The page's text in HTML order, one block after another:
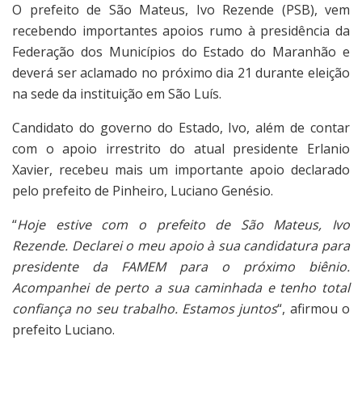
O prefeito de São Mateus, Ivo Rezende (PSB), vem
recebendo importantes apoios rumo à presidência da
Federação dos Municípios do Estado do Maranhão e
deverá ser aclamado no próximo dia 21 durante eleição
na sede da instituição em São Luís.
Candidato do governo do Estado, Ivo, além de contar
com o apoio irrestrito do atual presidente Erlanio
Xavier, recebeu mais um importante apoio declarado
pelo prefeito de Pinheiro, Luciano Genésio.
“Hoje estive com o prefeito de São Mateus, Ivo
Rezende. Declarei o meu apoio à sua candidatura para
presidente da FAMEM para o próximo biênio.
Acompanhei de perto a sua caminhada e tenho total
confiança no seu trabalho. Estamos juntos“, afirmou o
prefeito Luciano.